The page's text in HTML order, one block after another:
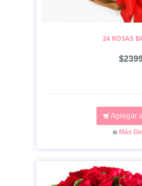
24 ROSAS
Agregar
o Más